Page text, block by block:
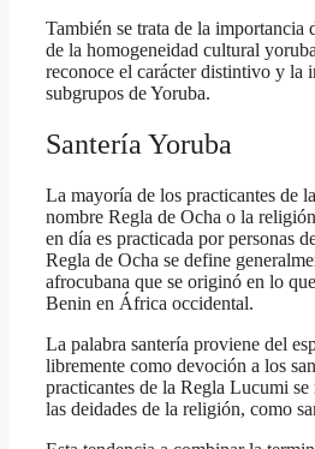
También se trata de la
de la homogeneidad cultural
reconoce el carácter distintivo y la
subgrupos de Yoruba.
Santería Yoruba
La mayoría de los practicantes de
nombre Regla de Ocha o la
en día es practicada por personas
Regla de Ocha se define
afrocubana que se originó en lo
Benin en África occidental.
La palabra santería proviene del
libremente como devoción a los
practicantes de la Regla Lucumi
las deidades de la religión, como